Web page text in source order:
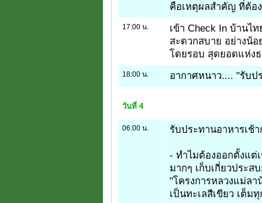
คือเหตุผลสำคัญ ที่ต้อ
17:00 น.
เข้า Check In บ้านไ
สะดวกสบาย อย่างน้
โดยรอบ สุดยอดแห่ง
18:00 น. อากาศหนาว.... "รับป
วันที่ 4
06:00 น. รับประทานอาหารเช้
- ทำไมต้องออกตั้งแต่
มากๆ เก็บเกี่ยวประส
"โครงการหลวงแม่ล
เป็นทะเลสีเขียว เต็ม